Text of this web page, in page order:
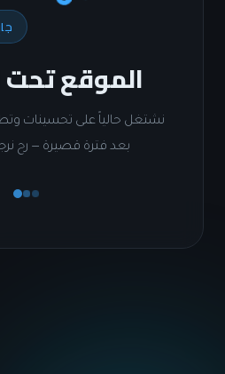
جارٍ العمل
الموقع تحت
حالياً على تحسينات وتطويرات
بعد فترة قصيرة — رح نرجع أقوى